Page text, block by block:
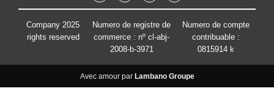
Company 2025
rights reserved
Numero de registre de
commerce : nº cl-abj-
2008-b-3971
Numero de compte
contribuable :
0815914 k
Avec amour par Lambano Groupe